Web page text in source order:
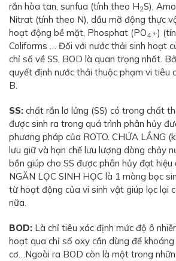
rắn hòa tan, sunfua (tính theo H2S),
Nitrat (tính theo N), dầu mỡ động thực
hoạt động bề mặt, Phosphat (PO4 3-)
Coliforms … Đối với nước thải sinh hoạt
chỉ số về SS, BOD là quan trọng nhất.
quyết định nước thải thuộc phạm vi tiêu
B.
SS: chất rắn lơ lửng (SS) có trong chất
được sinh ra trong quá trình phân hủy
phương pháp của ROTO. CHỨA LẮNG
lưu giữ và hạn chế lưu lượng dòng chảy
bồn giúp cho SS được phân hủy đạt
NGĂN LỌC SINH HỌC là 1 màng bọc
từ hoạt động của vi sinh vật giúp lọc lại
nữa.
BOD: Là chỉ tiêu xác định mức độ ô
hoạt qua chỉ số oxy cần dùng để
cơ…Ngoài ra BOD còn là một trong